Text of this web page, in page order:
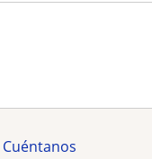
Cuéntanos